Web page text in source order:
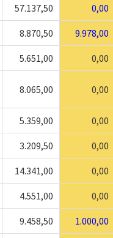
57.137,50 0,00
8.870,50 9.978,00
5.651,00 0,00
8.065,00 0,00
5.359,00 0,00
3.209,50 0,00
14.341,00 0,00
4.551,00 0,00
9.458,50 1.000,00